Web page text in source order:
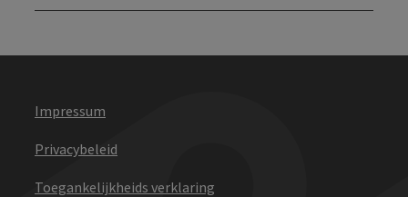
Impressum
Privacybeleid
Toegankelijkheids verklaring